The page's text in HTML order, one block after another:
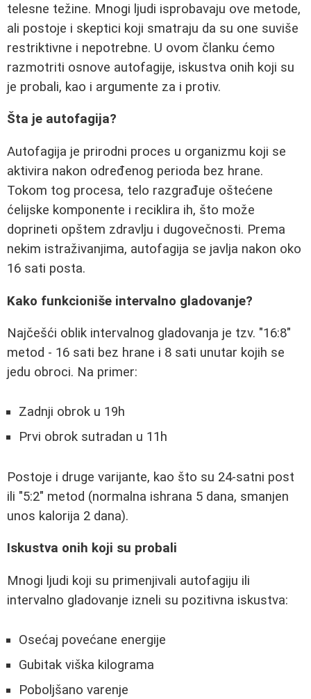
telesne težine. Mnogi ljudi isprobavaju ove metode,
ali postoje i skeptici koji smatraju da su one suviše
restriktivne i nepotrebne. U ovom članku ćemo
razmotriti osnove autofagije, iskustva onih koji su
je probali, kao i argumente za i protiv.
Šta je autofagija?
Autofagija je prirodni proces u organizmu koji se
aktivira nakon određenog perioda bez hrane.
Tokom tog procesa, telo razgrađuje oštećene
ćelijske komponente i reciklira ih, što može
doprineti opštem zdravlju i dugovečnosti. Prema
nekim istraživanjima, autofagija se javlja nakon oko
16 sati posta.
Kako funkcioniše intervalno gladovanje?
Najčešći oblik intervalnog gladovanja je tzv. "16:8"
metod - 16 sati bez hrane i 8 sati unutar kojih se
jedu obroci. Na primer:
Zadnji obrok u 19h
Prvi obrok sutradan u 11h
Postoje i druge varijante, kao što su 24-satni post
ili "5:2" metod (normalna ishrana 5 dana, smanjen
unos kalorija 2 dana).
Iskustva onih koji su probali
Mnogi ljudi koji su primenjivali autofagiju ili
intervalno gladovanje izneli su pozitivna iskustva:
Osećaj povećane energije
Gubitak viška kilograma
Poboljšano varenje